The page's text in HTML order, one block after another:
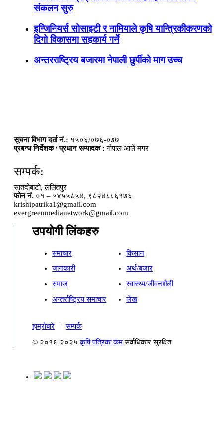
संकलन सुरु
इन्जिनियर्स सोसाइटी र नामियाले कृषि यान्त्रिकीकरणको
दिगो विकासमा सहकार्य गर्ने
अन्तरराष्ट्रिय बजारमा नेपाली छुर्पीको माग उच्च
सूचना विभाग दर्ता नं.: १५०६/०७६-०७७
प्रबन्ध निर्देशक / प्रधान सम्पादक : गोपाल आले मगर
सम्पर्क:
सातदोबाटो, ललितपुर
फोन नं. ०१ – ५४५५८५४, ९८२४८८६१७६
krishipatrika1@gmail.com
evergreenmedianetwork@gmail.com
उपयोगी लिंकहरु
समाचार
किसान
जानकारी
अर्थ/बजार
समाज
स्वास्थ्य/जीवनशैली
अन्तर्राष्ट्रिय समाचार
लेख
हाम्रोबारे |
सम्पर्क
© २०१६-२०२५कृषि पत्रिका.कमसर्वाधिकार सुरक्षित